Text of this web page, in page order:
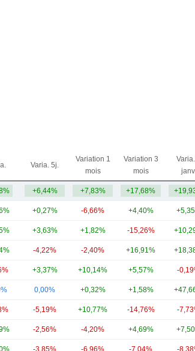
Varia. 5j.
Variation 1
mois
Variation 3
mois
+6,44% +7,83% +17,68%
+0,27% -6,66% +4,40%
+3,63% +1,82% -15,26%
-4,22% -2,40% +16,91%
+3,37% +10,14% +5,57% -
0,00% +0,32% +1,58%
-5,19% +10,77% -14,76% -
-2,56% -4,20% +4,69%
-3,85% -6,96% -7,04% -